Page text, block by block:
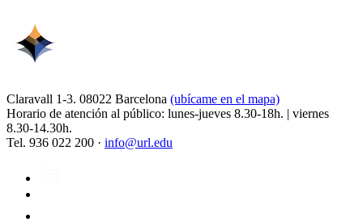
Claravall 1-3. 08022 Barcelona (ubícame en el mapa)
Horario de atención al público: lunes-jueves 8.30-18h. | viernes
8.30-14.30h.
Tel. 936 022 200 · info@url.edu